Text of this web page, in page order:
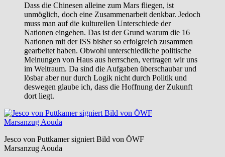
Dass die Chinesen alleine zum Mars fliegen, ist
unmöglich, doch eine Zusammenarbeit denkbar. Jedoch
muss man auf die kulturellen Unterschiede der
Nationen eingehen. Das ist der Grund warum die 16
Nationen mit der ISS bisher so erfolgreich zusammen
gearbeitet haben. Obwohl unterschiedliche politische
Meinungen von Haus aus herrschen, vertragen wir uns
im Weltraum. Da sind die Aufgaben überschaubar und
lösbar aber nur durch Logik nicht durch Politik und
deswegen glaube ich, dass die Hoffnung der Zukunft
dort liegt.
Jesco von Puttkamer signiert Bild von ÖWF
Marsanzug Aouda